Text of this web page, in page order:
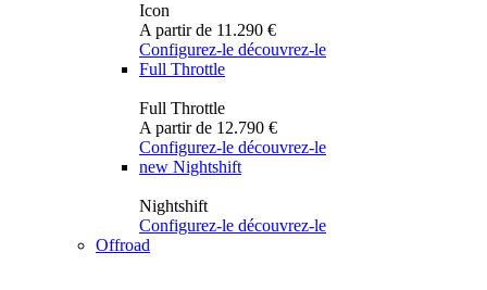
Icon
A partir de 11.290 €
Configurez-le découvrez-le
Full Throttle
Full Throttle
A partir de 12.790 €
Configurez-le découvrez-le
new Nightshift
Nightshift
Configurez-le découvrez-le
Offroad